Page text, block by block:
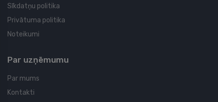
Sīkdatņu politika
Privātuma politika
Noteikumi
Par uzņēmumu
Par mums
Kontakti